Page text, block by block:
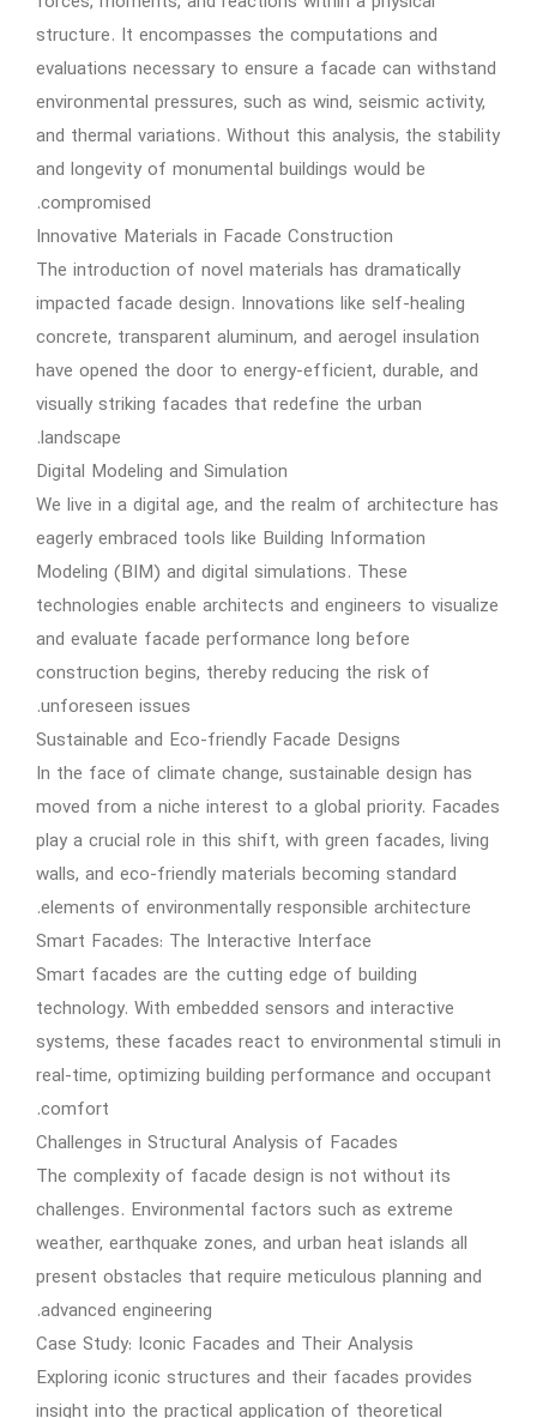
structure. It encompasses the computations and
evaluations necessary to ensure a facade can withstand
environmental pressures, such as wind, seismic activity,
and thermal variations. Without this analysis, the stability
and longevity of monumental buildings would be
compromised.
Innovative Materials in Facade Construction
The introduction of novel materials has dramatically
impacted facade design. Innovations like self-healing
concrete, transparent aluminum, and aerogel insulation
have opened the door to energy-efficient, durable, and
visually striking facades that redefine the urban
landscape.
Digital Modeling and Simulation
We live in a digital age, and the realm of architecture has
eagerly embraced tools like Building Information
Modeling (BIM) and digital simulations. These
technologies enable architects and engineers to visualize
and evaluate facade performance long before
construction begins, thereby reducing the risk of
unforeseen issues.
Sustainable and Eco-friendly Facade Designs
In the face of climate change, sustainable design has
moved from a niche interest to a global priority. Facades
play a crucial role in this shift, with green facades, living
walls, and eco-friendly materials becoming standard
elements of environmentally responsible architecture.
Smart Facades: The Interactive Interface
Smart facades are the cutting edge of building
technology. With embedded sensors and interactive
systems, these facades react to environmental stimuli in
real-time, optimizing building performance and occupant
comfort.
Challenges in Structural Analysis of Facades
The complexity of facade design is not without its
challenges. Environmental factors such as extreme
weather, earthquake zones, and urban heat islands all
present obstacles that require meticulous planning and
advanced engineering.
Case Study: Iconic Facades and Their Analysis
Exploring iconic structures and their facades provides